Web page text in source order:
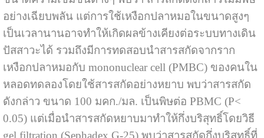
อย่างเฉียบพลัน แต่การใช้เหงือกปลาหมอในขนาดสูงๆ
เป็นเวลานานอาจทำให้เกิดผลข้างเคียงต่อระบบทางเดิน
ปัสสาวะได้ รวมถึงมีการทดสอบนำสารสกัดจากราก
เหงือกปลาหมอกับ mononuclear cell (PMBC) ของคนใน
หลอดทดลองโดยใช้สารสกัดอย่างหยาบ พบว่าสารสกัด
ดังกล่าว ขนาด 100 มคก./มล. เป็นพิษต่อ PBMC (P<
0.05) แต่เมื่อนำสารสกัดหยาบมาทำให้กึ่งบริสุทธิ์โดยวิธี
gel filtration (Sephadex G-25) พบว่าสารสกัดกึ่งบริสุทธิ์ที่